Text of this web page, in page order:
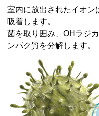
室内に放出されたイオン
吸着します。
菌を取り囲み、OHラジ
ンパク質を分解します。